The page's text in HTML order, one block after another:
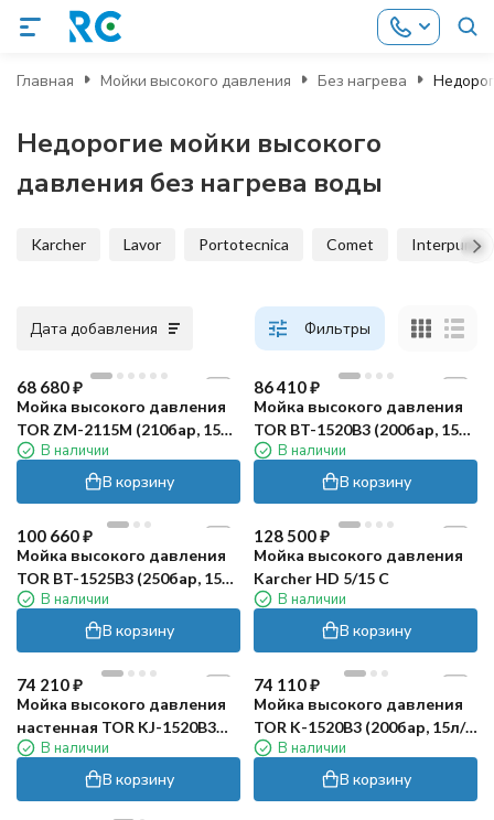
Главная Мойки высокого давления Без нагрева
Недорогие мойки высокого
давления без нагрева воды
Karcher Lavor Portotecnica Comet Interpump
Дата добавления Фильтры
68 680₽
Мойка высокого давления
TOR ZM-2115М (210бар, 15л/
мин)В наличии
В корзину
86 410₽
Мойка высокого давления
TOR BT-1520B3 (200бар, 15л/
мин)В наличии
В корзину
100 660₽
Мойка высокого давления
TOR BT-1525B3 (250бар, 15л/
мин)В наличии
В корзину
128 500₽
Мойка высокого давления
Karcher HD 5/15 C
В наличии
В корзину
74 210₽
Мойка высокого давления
настенная TOR KJ-1520B3
(200бар, 15л/мин)
В наличии
В корзину
74 110₽
Мойка высокого давления
TOR K-1520B3 (200бар, 15л/
мин)В наличии
В корзину